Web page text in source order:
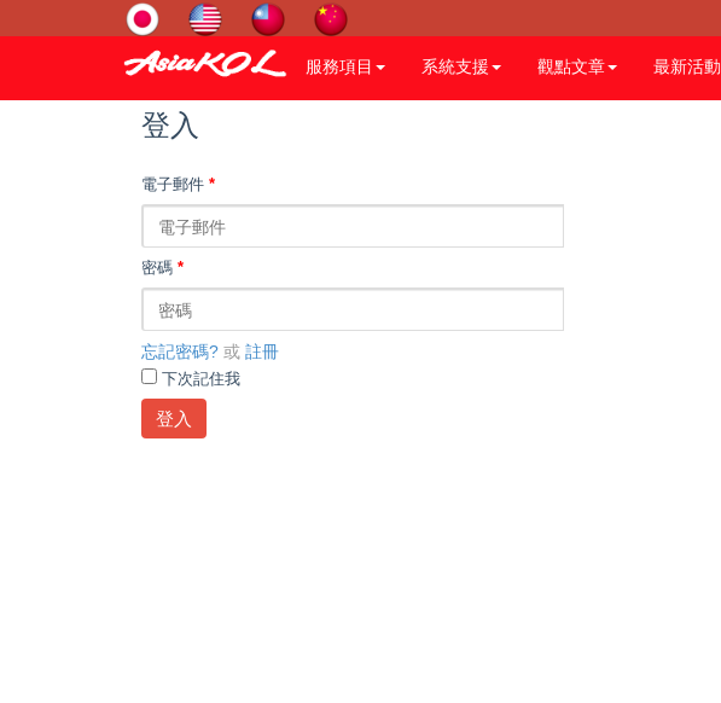
服務項目 系統支援 觀點文章 最新活動
登入
電子郵件 *
密碼 *
忘記密碼? 或 註冊
下次記住我
登入